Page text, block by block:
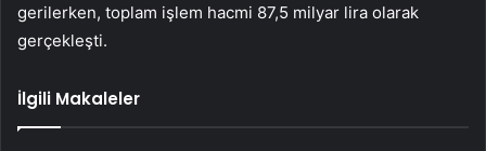
gerilerken, toplam işlem hacmi 87,5 milyar lira olarak
gerçekleşti.
İlgili Makaleler